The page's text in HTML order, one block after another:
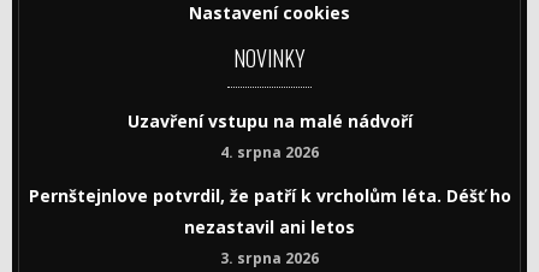
Nastavení cookies
NOVINKY
Uzavření vstupu na malé nádvoří
4. srpna 2026
Pernštejnlove potvrdil, že patří k vrcholům léta. Déšť ho
nezastavil ani letos
3. srpna 2026